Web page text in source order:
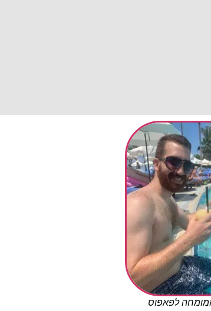
המומחה לפאפוס